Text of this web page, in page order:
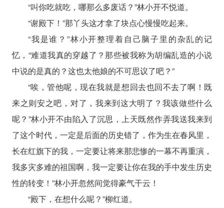
“叫你吃就吃，哪那么多废话？”林小开不悦道。
“谢殿下！”那丫头这才拿了块点心慢慢吃起来。
“我是谁？”林小开整理着自己脑子里的杂乱的记
忆，“难道我真的穿越了？那些被我称为胡编乱造的小说
中说的是真的？这也太他娘的不可思议了吧？”
“唉，管他呢，现在我就是想回去也回不去了啊！既
来之则安之吧，对了，我来到这大明了？我该做些什么
呢？”林小开不由陷入了沉思，上天既然作弄我送我来到
了这个时代，一定是后面的历史错了，作为生在春风里，
长在红旗下的我，一定要让将来那悲惨的一幕不再重演，
我多灾多难的祖国啊，我一定要让你在我的手中发生历史
性的转变！”林小开忽然间觉得豪气干云！
“殿下，在想什么呢？”柳红道。